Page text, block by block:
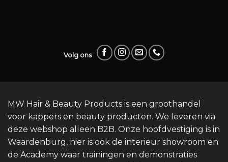
Volg ons
MW Hair & Beauty Products is een groothandel
voor kappers en beauty producten. We leveren via
deze webshop alleen B2B. Onze hoofdvestiging is in
Waardenburg, hier is ook de interieur showroom en
de Academy waar trainingen en demonstraties